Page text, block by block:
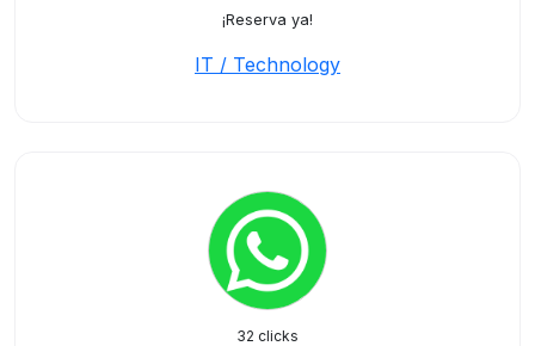
¡Reserva ya!
IT / Technology
32 clicks